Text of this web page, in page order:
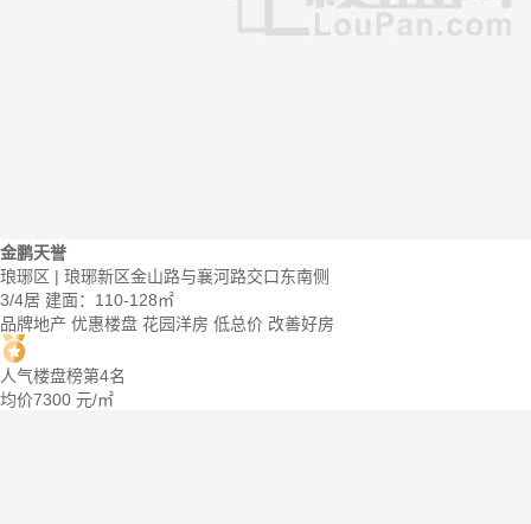
金鹏天誉
琅琊区 | 琅琊新区金山路与襄河路交口东南侧
3/4居 建面：110-128㎡
品牌地产 优惠楼盘 花园洋房 低总价 改善好房
人气楼盘榜第4名
均价7300 元/㎡